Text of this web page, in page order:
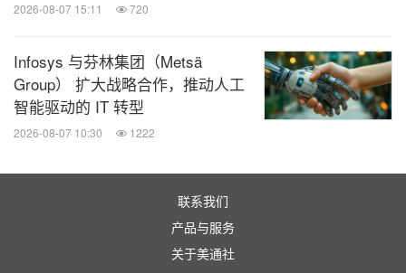
2026-08-07 15:11 720
Infosys 与芬林集团（Metsä
Group） 扩大战略合作，推动人工
智能驱动的 IT 转型
2026-08-07 10:30 1222
联系我们
产品与服务
关于美通社